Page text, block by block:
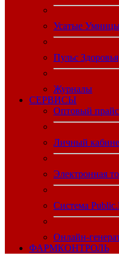
Усатые
Пульс Здоровья
Журналы
CЕРВИСЫ
Оптовый
Личный
Электронная
Система
Онлайн-
ФАРМКОНТРОЛЬ